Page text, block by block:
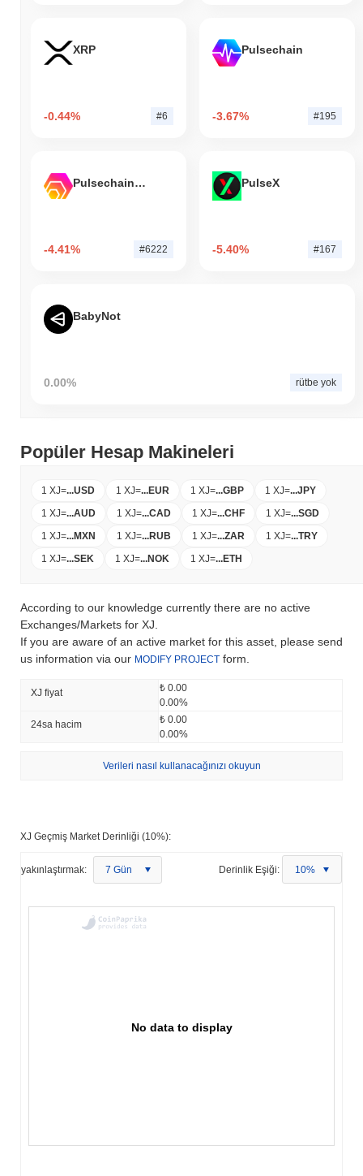
XRP
-0.44% #6
Pulsechain
-3.67% #195
Pulsechain Bridged HEX (Pulsechain)
-4.41% #6222
PulseX
-5.40% #167
BabyNot
0.00% rütbe yok
Popüler Hesap Makineleri
1 XJ=...USD 1 XJ=...EUR 1 XJ=...GBP 1 XJ=...JPY
1 XJ=...AUD 1 XJ=...CAD 1 XJ=...CHF 1 XJ=...SGD
1 XJ=...MXN 1 XJ=...RUB 1 XJ=...ZAR 1 XJ=...TRY
1 XJ=...SEK 1 XJ=...NOK 1 XJ=...ETH
According to our knowledge currently there are no active
Exchanges/Markets for XJ.
If you are aware of an active market for this asset, please send
us information via our MODIFY PROJECT form.
XJ fiyat
₺ 0.00
0.00%
24sa hacim
₺ 0.00
0.00%
Verileri nasıl kullanacağınızı okuyun
XJ Geçmiş Market Derinliği (10%):
yakınlaştırmak: 7 Gün Derinlik Eşiği: 10%
No data to display